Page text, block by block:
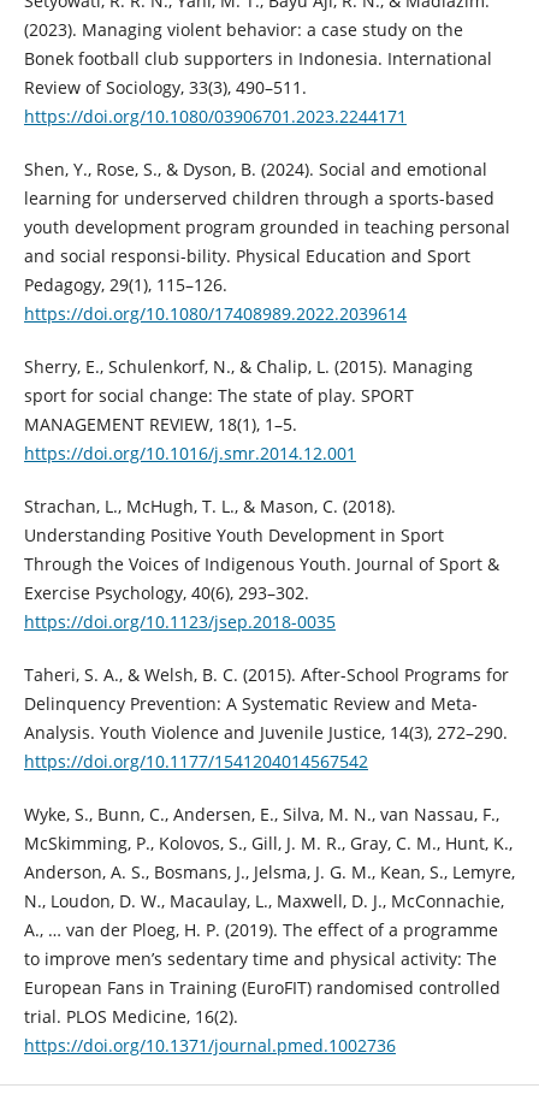
(2023). Managing violent behavior: a case study on the
Bonek football club supporters in Indonesia. International
Review of Sociology, 33(3), 490–511.
https://doi.org/10.1080/03906701.2023.2244171
Shen, Y., Rose, S., & Dyson, B. (2024). Social and emotional
learning for underserved children through a sports-based
youth development program grounded in teaching personal
and social responsi-bility. Physical Education and Sport
Pedagogy, 29(1), 115–126.
https://doi.org/10.1080/17408989.2022.2039614
Sherry, E., Schulenkorf, N., & Chalip, L. (2015). Managing
sport for social change: The state of play. SPORT
MANAGEMENT REVIEW, 18(1), 1–5.
https://doi.org/10.1016/j.smr.2014.12.001
Strachan, L., McHugh, T. L., & Mason, C. (2018).
Understanding Positive Youth Development in Sport
Through the Voices of Indigenous Youth. Journal of Sport &
Exercise Psychology, 40(6), 293–302.
https://doi.org/10.1123/jsep.2018-0035
Taheri, S. A., & Welsh, B. C. (2015). After-School Programs for
Delinquency Prevention: A Systematic Review and Meta-
Analysis. Youth Violence and Juvenile Justice, 14(3), 272–290.
https://doi.org/10.1177/1541204014567542
Wyke, S., Bunn, C., Andersen, E., Silva, M. N., van Nassau, F.,
McSkimming, P., Kolovos, S., Gill, J. M. R., Gray, C. M., Hunt, K.,
Anderson, A. S., Bosmans, J., Jelsma, J. G. M., Kean, S., Lemyre,
N., Loudon, D. W., Macaulay, L., Maxwell, D. J., McConnachie,
A., … van der Ploeg, H. P. (2019). The effect of a programme
to improve men’s sedentary time and physical activity: The
European Fans in Training (EuroFIT) randomised controlled
trial. PLOS Medicine, 16(2).
https://doi.org/10.1371/journal.pmed.1002736